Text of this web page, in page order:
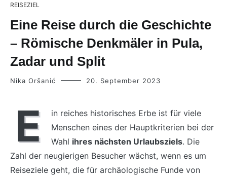
REISEZIEL
Eine Reise durch die Geschichte
– Römische Denkmäler in Pula,
Zadar und Split
Nika Oršanić 20. September 2023
E
in reiches historisches Erbe ist für viele
Menschen eines der Hauptkriterien bei der
Wahl ihres nächsten Urlaubsziels. Die
Zahl der neugierigen Besucher wächst, wenn es um
Reiseziele geht, die für archäologische Funde von